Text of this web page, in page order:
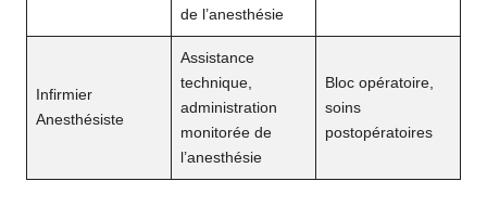
de l’anesthésie
Infirmier
Anesthésiste
Assistance
technique,
administration
monitorée de
l’anesthésie
Bloc opératoire,
soins
postopératoires